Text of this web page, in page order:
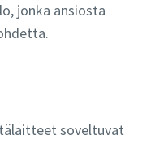
jonka ansiosta
soveltuvat